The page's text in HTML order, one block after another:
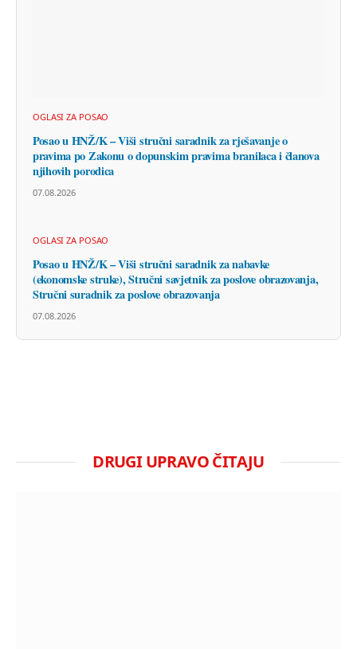
OGLASI ZA POSAO
Posao u HNŽ/K – Viši stručni saradnik za rješavanje o
pravima po Zakonu o dopunskim pravima branilaca i članova
njihovih porodica
07.08.2026
OGLASI ZA POSAO
Posao u HNŽ/K – Viši stručni saradnik za nabavke
(ekonomske struke), Stručni savjetnik za poslove obrazovanja,
Stručni suradnik za poslove obrazovanja
07.08.2026
DRUGI UPRAVO ČITAJU